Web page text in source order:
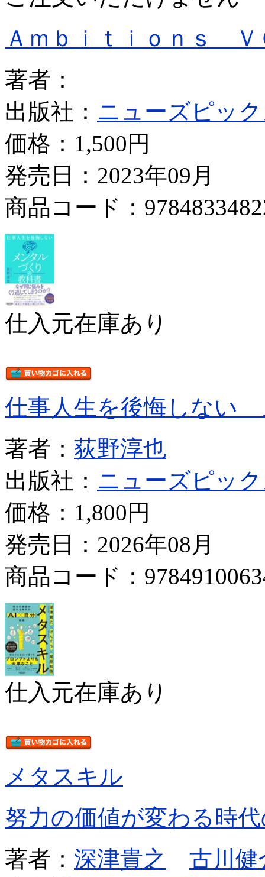
Ａｍｂｉｔｉｏｎｓ Ｖ
著者：
出版社： ニューズピッ
価格： 1,500円
発売日：2023年09月
商品コード：
仕入元在庫あり
仕事人生を後悔しない
著者： 荻野淳也
出版社： ニューズピッ
価格： 1,800円
発売日：2026年08月
商品コード：
仕入元在庫あり
メタスキル
努力の価値が変わる時
著者： 深津貴之
古川健